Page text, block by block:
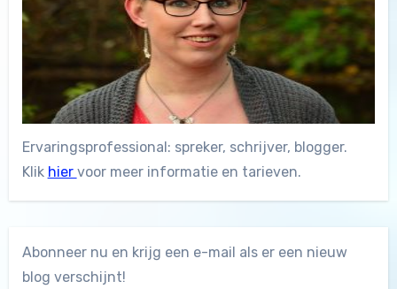
Ervaringsprofessional: spreker, schrijver, blogger.
Klik hier voor meer informatie en tarieven.
Abonneer nu en krijg een e-mail als er een nieuw
blog verschijnt!